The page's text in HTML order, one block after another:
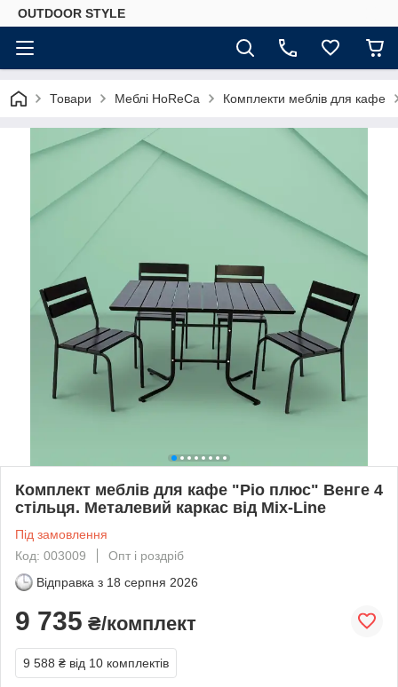
OUTDOOR STYLE
Товари Меблі HoReCa Комплекти меблів для кафе
Комплект меблів для кафе "Ріо плюс" Венге 4
стільця. Металевий каркас від Mix-Line
Під замовлення
Код: 003009
Опт і роздріб
Відправка з 18 серпня 2026
9 735 ₴/комплект
9 588 ₴ від 10 комплектів